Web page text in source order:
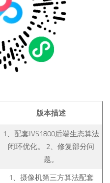
版本描述
1、配套IVS1800后端生态算法
闭环优化。 2、修复部分问
题。
1、摄像机第三方算法配套